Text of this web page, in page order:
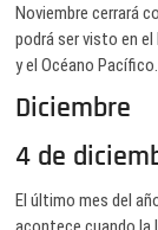
Noviembre cerrará
podrá ser visto en
y el Océano Pacífico.
Diciembre
4 de
El último mes del